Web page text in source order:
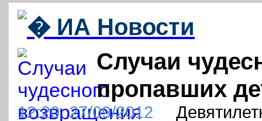
Случаи
пропавших
12:20 27/09/2012